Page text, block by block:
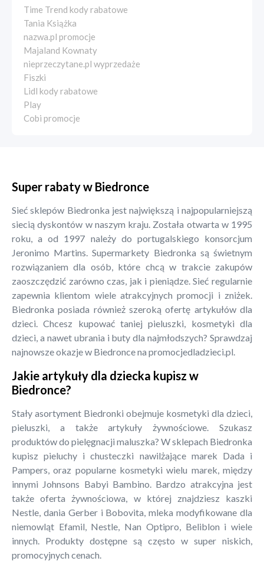
Time Trend kody rabatowe
Tania Książka
nazwa.pl promocje
Majaland Kownaty
nieprzeczytane.pl wyprzedaże
Fiszki
Lidl kody rabatowe
Play
Cobi promocje
Super rabaty w Biedronce
Sieć sklepów Biedronka jest największą i najpopularniejszą
siecią dyskontów w naszym kraju. Została otwarta w 1995
roku, a od 1997 należy do portugalskiego konsorcjum
Jeronimo Martins. Supermarkety Biedronka są świetnym
rozwiązaniem dla osób, które chcą w trakcie zakupów
zaoszczędzić zarówno czas, jak i pieniądze. Sieć regularnie
zapewnia klientom wiele atrakcyjnych promocji i zniżek.
Biedronka posiada również szeroką ofertę artykułów dla
dzieci. Chcesz kupować taniej pieluszki, kosmetyki dla
dzieci, a nawet ubrania i buty dla najmłodszych? Sprawdzaj
najnowsze okazje w Biedronce na promocjedladzieci.pl.
Jakie artykuły dla dziecka kupisz w
Biedronce?
Stały asortyment Biedronki obejmuje kosmetyki dla dzieci,
pieluszki, a także artykuły żywnościowe. Szukasz
produktów do pielęgnacji maluszka? W sklepach Biedronka
kupisz pieluchy i chusteczki nawilżające marek Dada i
Pampers, oraz popularne kosmetyki wielu marek, między
innymi Johnsons Babyi Bambino. Bardzo atrakcyjna jest
także oferta żywnościowa, w której znajdziesz kaszki
Nestle, dania Gerber i Bobovita, mleka modyfikowane dla
niemowląt Efamil, Nestle, Nan Optipro, Beliblon i wiele
innych. Produkty dostępne są często w super niskich,
promocyjnych cenach.